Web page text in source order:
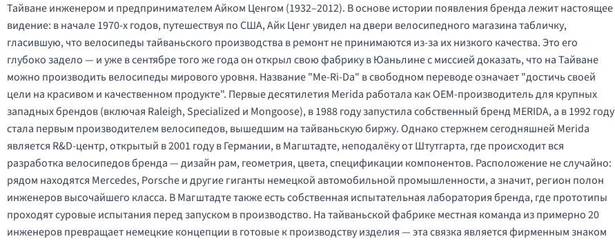
Тайване инженером и предпринимателем Айком Ценгом (1932–2012). В основе истории появления бренда лежит настоящее
видение: в начале 1970-х годов, путешествуя по США, Айк Ценг увидел на двери велосипедного магазина табличку,
гласившую, что велосипеды тайваньского производства в ремонт не принимаются из-за их низкого качества. Это его
глубоко задело — и уже в сентябре того же года он открыл свою фабрику в Юаньлине с миссией доказать, что на Тайване
можно производить велосипеды мирового уровня. Название "Me-Ri-Da" в свободном переводе означает "достичь своей
цели на красивом и качественном продукте". Первые десятилетия Merida работала как OEM-производитель для крупных
западных брендов (включая Raleigh, Specialized и Mongoose), в 1988 году запустила собственный бренд MERIDA, а в 1992 году
стала первым производителем велосипедов, вышедшим на тайваньскую биржу. Однако стержнем сегодняшней Merida
является R&D-центр, открытый в 2001 году в Германии, в Магштадте, неподалёку от Штутгарта, где происходит вся
разработка велосипедов бренда — дизайн рам, геометрия, цвета, спецификации компонентов. Расположение не случайно:
рядом находятся Mercedes, Porsche и другие гиганты немецкой автомобильной промышленности, а значит, регион полон
инженеров высочайшего класса. В Магштадте также есть собственная испытательная лаборатория бренда, где прототипы
проходят суровые испытания перед запуском в производство. На тайваньской фабрике местная команда из примерно 20
инженеров превращает немецкие концепции в готовые к производству изделия — эта связка является фирменным знаком